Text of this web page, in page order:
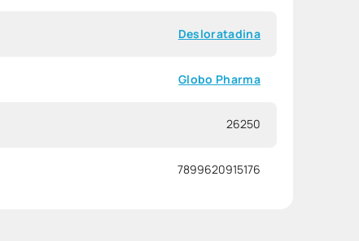
Desloratadina
Globo Pharma
26250
7899620915176